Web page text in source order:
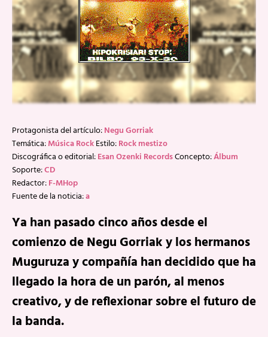
Protagonista del artículo:Negu Gorriak
Temática:Música RockEstilo:Rock mestizo
Discográfica o editorial:Esan Ozenki RecordsConcepto:Álbum
Soporte:CD
Redactor:F-MHop
Fuente de la noticia:a
Ya han pasado cinco años desde el
comienzo de Negu Gorriak y los hermanos
Muguruza y compañía han decidido que ha
llegado la hora de un parón, al menos
creativo, y de reflexionar sobre el futuro de
la banda.